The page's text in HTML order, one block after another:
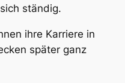
ständig.
ihre Karriere in
später ganz